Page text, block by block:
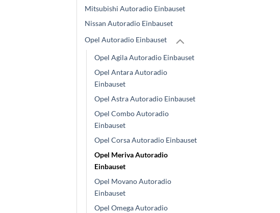
Mitsubishi Autoradio Einbauset
Nissan Autoradio Einbauset
Opel Autoradio Einbauset
Opel Agila Autoradio Einbauset
Opel Antara Autoradio
Einbauset
Opel Astra Autoradio Einbauset
Opel Combo Autoradio
Einbauset
Opel Corsa Autoradio Einbauset
Opel Meriva Autoradio
Einbauset
Opel Movano Autoradio
Einbauset
Opel Omega Autoradio